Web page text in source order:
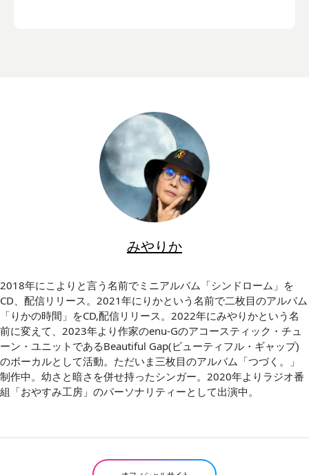
みやりか
2018年にこよりと言う名前でミニアルバム「シンドローム」を
CD、配信リリース。2021年にりかという名前で二枚目のアルバム
「りかの時間」をCD,配信リリース。2022年にみやりかという名
前に変えて、2023年より作家のenu-Gのアコースティック・チュ
ーン・ユニットであるBeautiful Gap(ビューティフル・ギャップ)
のボーカルとして活動。ただいま三枚目のアルバム「つづく。」
制作中。幼さと暗さを併せ持ったシンガー。2020年よりラジオ番
組「おやすみ工房」のパーソナリティーとして出演中。